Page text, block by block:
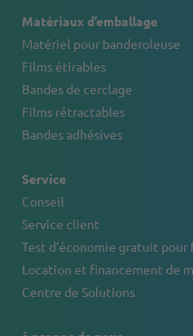
Matériaux d’emballage
Matériel pour banderoleuse
Films étirables
Bandes de cerclage
Films rétractables
Bandes adhésives
Service
Conseil
Service client
Test d’économie gratuit
Location et financement de
Centre de Solutions